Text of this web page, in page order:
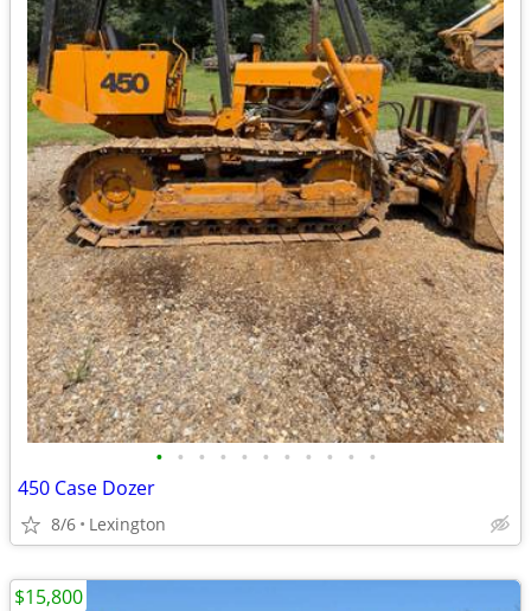
• • • • • • • • • • •
450 Case Dozer
8/6 Lexington
$15,800